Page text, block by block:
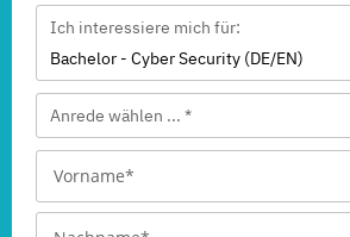
Ich interessiere mich für:
Bachelor - Cyber Security (DE/EN)
Anrede wählen ... *